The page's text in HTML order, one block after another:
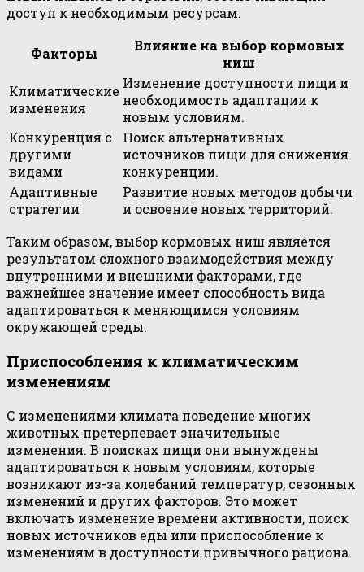
доступ к необходимым ресурсам.
Факторы
Влияние на выбор кормовых
ниш
Климатические
изменения
Изменение доступности пищи и
необходимость адаптации к
новым условиям.
Конкуренция с
другими
видами
Поиск альтернативных
источников пищи для снижения
конкуренции.
Адаптивные
стратегии
Развитие новых методов добычи
и освоение новых территорий.
Таким образом, выбор кормовых ниш является
результатом сложного взаимодействия между
внутренними и внешними факторами, где
важнейшее значение имеет способность вида
адаптироваться к меняющимся условиям
окружающей среды.
Приспособления к климатическим
изменениям
С изменениями климата поведение многих
животных претерпевает значительные
изменения. В поисках пищи они вынуждены
адаптироваться к новым условиям, которые
возникают из-за колебаний температур, сезонных
изменений и других факторов. Это может
включать изменение времени активности, поиск
новых источников еды или приспособление к
изменениям в доступности привычного рациона.